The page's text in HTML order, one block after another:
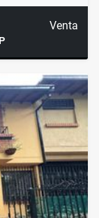
Venta